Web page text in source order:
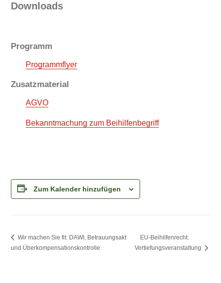
Downloads
Programm
Programmflyer
Zusatzmaterial
AGVO
Bekanntmachung zum Beihilfenbegriff
Zum Kalender hinzufügen
Wir machen Sie fit: DAWI, Betrauungsakt
und Überkompensationskontrolle
EU-Beihilfenrecht:
Vertiefungsveranstaltung